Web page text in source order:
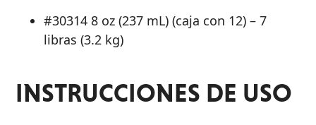
#30314 8 oz (237 mL) (caja con 12) – 7
libras (3.2 kg)
INSTRUCCIONES DE USO